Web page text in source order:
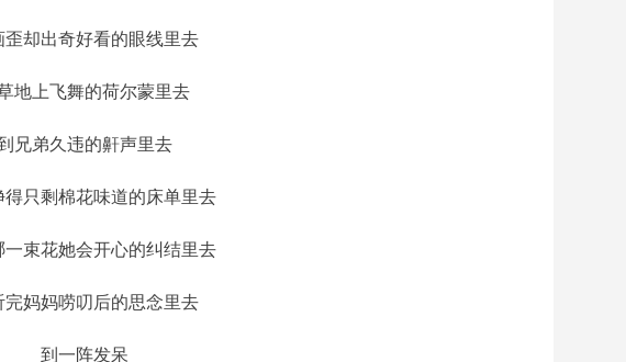
歪却出奇好看的眼线里去
地上飞舞的荷尔蒙里去
兄弟久违的鼾声里去
得只剩棉花味道的床单里去
一束花她会开心的纠结里去
完妈妈唠叨后的思念里去
到一阵发呆